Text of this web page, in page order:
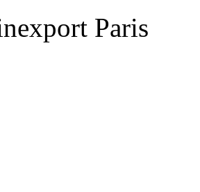
Paris